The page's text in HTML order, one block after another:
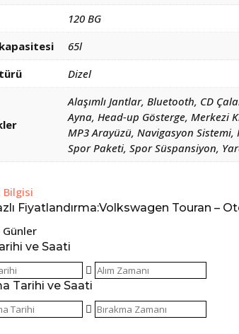
120 BG
65l
Dizel
Alaşımlı Jantlar, Bluetooth, CD
Ayna, Head-up Gösterge, Merkezi
MP3 Arayüzü, Navigasyon Sistemi,
Spor Paketi, Spor Süspansiyon,
Fiyatlandırma:Volkswagen Touran –
ve Saati
Tarihi ve Saati